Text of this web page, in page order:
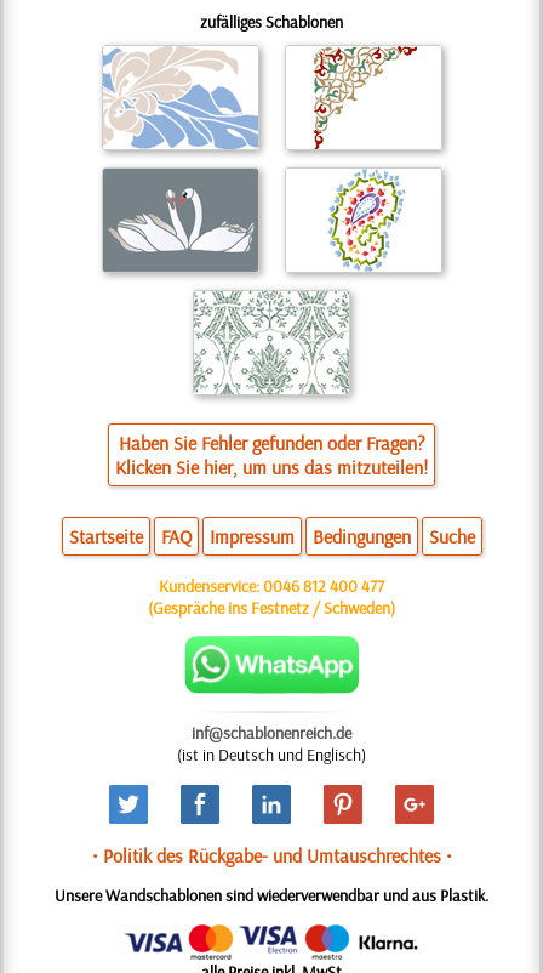
zufälliges Schablonen
Haben Sie Fehler gefunden oder Fragen?
Klicken Sie hier, um uns das mitzuteilen!
Startseite FAQ Impressum Bedingungen Suche
Kundenservice:0046 812 400 477
(Gespräche ins Festnetz / Schweden)
inf@schablonenreich.de
(ist in Deutsch und Englisch)
• Politik des Rückgabe- und Umtauschrechtes •
Unsere Wandschablonen sind wiederverwendbar und aus Plastik.